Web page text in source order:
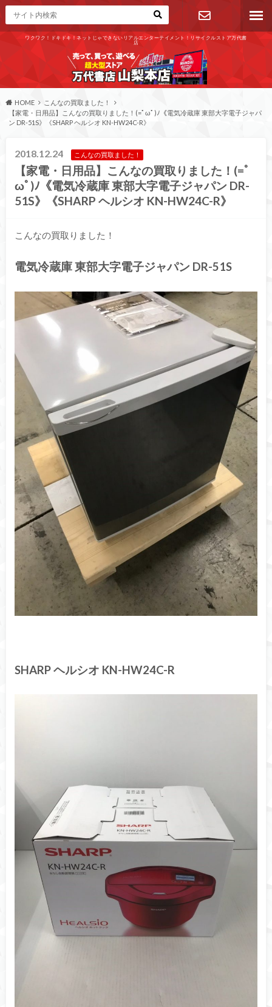
ワクワク！ドキドキ！ネットじゃできないリアルエンターテイメント！リサイクルストア万代書
店
お問い合わ
せ
HOME
こんなの買取ました！
【家電・日用品】こんなの買取りました！(=ﾟωﾟ)ﾉ《電気冷蔵庫 東部大字電子ジャパ
ン DR-51S》《SHARP ヘルシオ KN-HW24C-R》
2018.12.24 こんなの買取ました！
【家電・日用品】こんなの買取りました！(=ﾟ
ωﾟ)ﾉ《電気冷蔵庫 東部大字電子ジャパン DR-
51S》《SHARP ヘルシオ KN-HW24C-R》
こんなの買取りました！
電気冷蔵庫 東部大字電子ジャパン DR-51S
SHARP ヘルシオ KN-HW24C-R